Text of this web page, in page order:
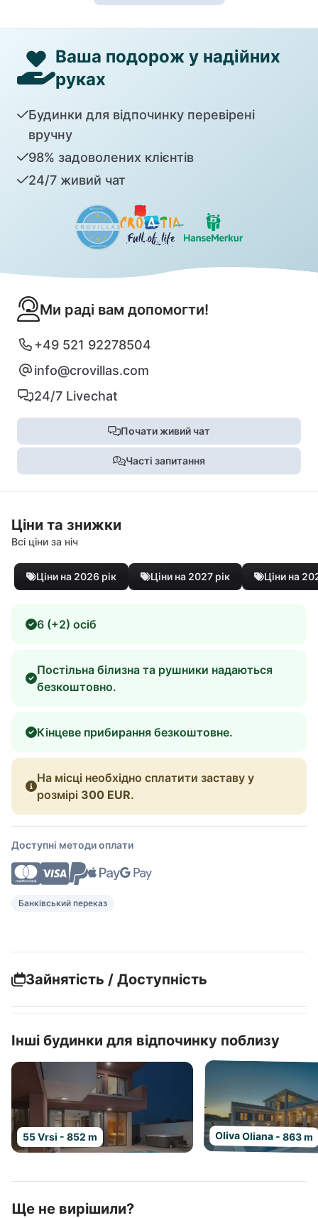
Ваша подорож у надійних
руках
Будинки для відпочинку перевірені
вручну
98% задоволених клієнтів
24/7 живий чат
Ми раді вам допомогти!
+49 521 92278504
info@crovillas.com
24/7 Livechat
Почати живий чат
Часті запитання
Ціни та знижки
Всі ціни за ніч
Ціни на 2026 рік Ціни на 2027 рік Ціни на
6 (+2) осіб
Постільна білизна та рушники надаються
безкоштовно.
Кінцеве прибирання безкоштовне.
На місці необхідно сплатити заставу у
розмірі 300 EUR.
Доступні методи оплати
Банківський переказ
Зайнятість / Доступність
Інші будинки для відпочинку поблизу
55 Vrsi - 852 m Oliva Oliana - 863 m
Ще не вирішили?